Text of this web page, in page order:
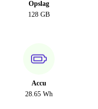
Opslag
128 GB
Accu
28.65 Wh